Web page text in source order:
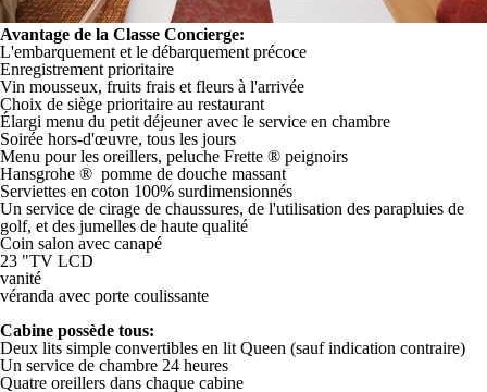
Avantage de la Classe Concierge:
L'embarquement et le débarquement précoce
Enregistrement prioritaire
Vin mousseux, fruits frais et fleurs à l'arrivée
Choix de siège prioritaire au restaurant
Élargi menu du petit déjeuner avec le service en chambre
Soirée hors-d'œuvre, tous les jours
Menu pour les oreillers, peluche Frette ® peignoirs
Hansgrohe ® pomme de douche massant
Serviettes en coton 100% surdimensionnés
Un service de cirage de chaussures, de l'utilisation des parapluies de
golf, et des jumelles de haute qualité
Coin salon avec canapé
23 "TV LCD
vanité
véranda avec porte coulissante
Cabine possède tous:
Deux lits simple convertibles en lit Queen (sauf indication contraire)
Un service de chambre 24 heures
Quatre oreillers dans chaque cabine